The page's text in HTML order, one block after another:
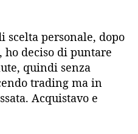
scelta personale, dopo
ho deciso di puntare
quindi senza
trading ma in
Acquistavo e